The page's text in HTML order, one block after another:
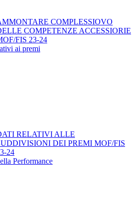
COMPLESSIOVO
COMPETENZE ACCESSIORIE
FIS 23-24
ai premi
RELATIVI ALLE
DEI PREMI MOF/FIS
24
Performance